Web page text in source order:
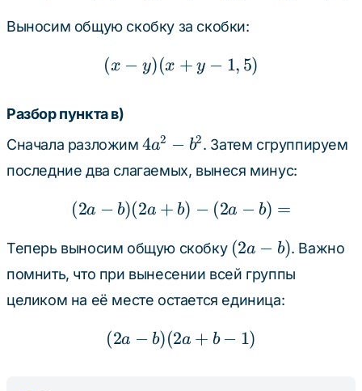
Выносим общую скобку за скобки:
(x - y)(x + y - 1,5)
(x − y)(x + y − 1, 5)
Разбор пункта в)
Сначала разложим4a^2
-
4a2 − b2. Затем сгруппируем
последние два слагаемых, вынеся минус:
(2a - b)(2a + b) - (2a -
(2a − b)(2a + b) − (2a − b) =
Теперь выносим общую скобку (2a
-
(2a − b). Важно
помнить, что при вынесении всей группы
целиком на её месте остается единица:
(2a - b)(2a + b - 1)
(2a − b)(2a + b − 1)